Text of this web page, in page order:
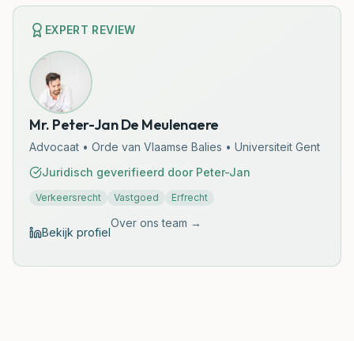
EXPERT REVIEW
Mr. Peter-Jan De Meulenaere
Advocaat • Orde van Vlaamse Balies • Universiteit Gent
Juridisch geverifieerd door Peter-Jan
Verkeersrecht Vastgoed Erfrecht
Bekijk profiel
Over ons team →